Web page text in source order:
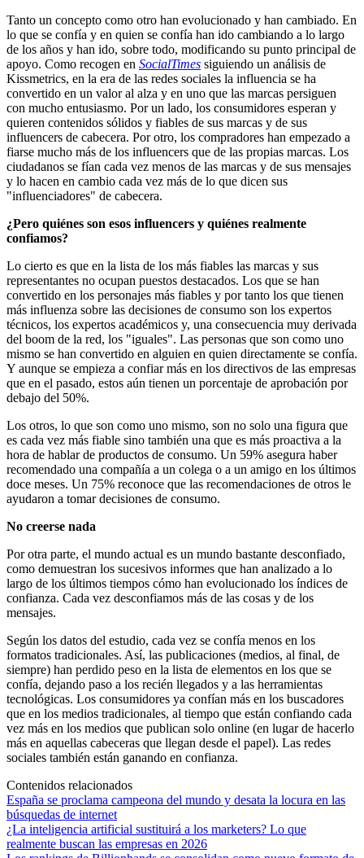
Tanto un concepto como otro han evolucionado y han cambiado. En
lo que se confía y en quien se confía han ido cambiando a lo largo
de los años y han ido, sobre todo, modificando su punto principal de
apoyo. Como recogen en SocialTimes siguiendo un análisis de
Kissmetrics, en la era de las redes sociales la influencia se ha
convertido en un valor al alza y en uno que las marcas persiguen
con mucho entusiasmo. Por un lado, los consumidores esperan y
quieren contenidos sólidos y fiables de sus marcas y de sus
influencers de cabecera. Por otro, los compradores han empezado a
fiarse mucho más de los influencers que de las propias marcas. Los
ciudadanos se fían cada vez menos de las marcas y de sus mensajes
y lo hacen en cambio cada vez más de lo que dicen sus
"influenciadores" de cabecera.
¿Pero quiénes son esos influencers y quiénes realmente
confiamos?
Lo cierto es que en la lista de los más fiables las marcas y sus
representantes no ocupan puestos destacados. Los que se han
convertido en los personajes más fiables y por tanto los que tienen
más influenza sobre las decisiones de consumo son los expertos
técnicos, los expertos académicos y, una consecuencia muy derivada
del boom de la red, los "iguales". Las personas que son como uno
mismo se han convertido en alguien en quien directamente se confía.
Y aunque se empieza a confiar más en los directivos de las empresas
que en el pasado, estos aún tienen un porcentaje de aprobación por
debajo del 50%.
Los otros, lo que son como uno mismo, son no solo una figura que
es cada vez más fiable sino también una que es más proactiva a la
hora de hablar de productos de consumo. Un 59% asegura haber
recomendado una compañía a un colega o a un amigo en los últimos
doce meses. Un 75% reconoce que las recomendaciones de otros le
ayudaron a tomar decisiones de consumo.
No creerse nada
Por otra parte, el mundo actual es un mundo bastante desconfiado,
como demuestran los sucesivos informes que han analizado a lo
largo de los últimos tiempos cómo han evolucionado los índices de
confianza. Cada vez desconfiamos más de las cosas y de los
mensajes.
Según los datos del estudio, cada vez se confía menos en los
formatos tradicionales. Así, las publicaciones (medios, al final, de
siempre) han perdido peso en la lista de elementos en los que se
confía, dejando paso a los recién llegados y a las herramientas
tecnológicas. Los consumidores ya confían más en los buscadores
que en los medios tradicionales, al tiempo que están confiando cada
vez más en los medios que publican solo online (en lugar de hacerlo
más en aquellas cabeceras que llegan desde el papel). Las redes
sociales también están ganando en confianza.
Contenidos relacionados
España se proclama campeona del mundo y desata la locura en las
búsquedas de internet
¿La inteligencia artificial sustituirá a los marketers? Lo que
realmente buscan las empresas en 2026